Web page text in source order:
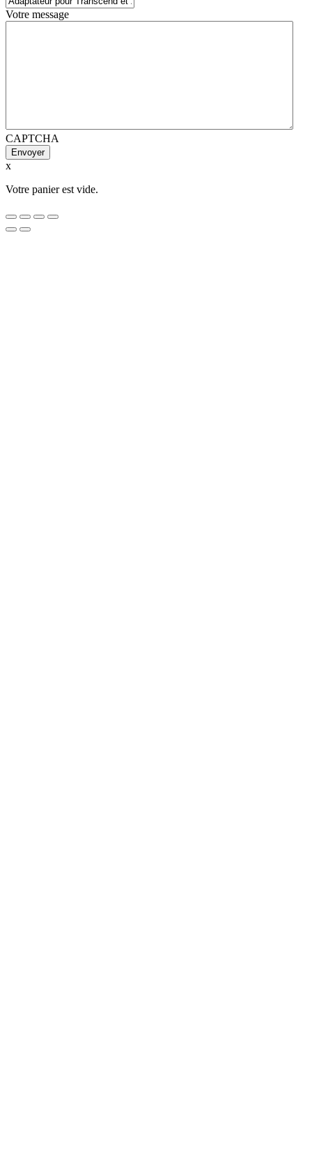
Votre message
CAPTCHA
x
Votre panier est vide.